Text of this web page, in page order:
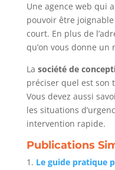
Une agence web qui
pouvoir être
court. En plus de
qu’on vous donne
La société de
préciser quel est son
Vous devez aussi
les situations
intervention rapide.
Publications
Le guide pratique